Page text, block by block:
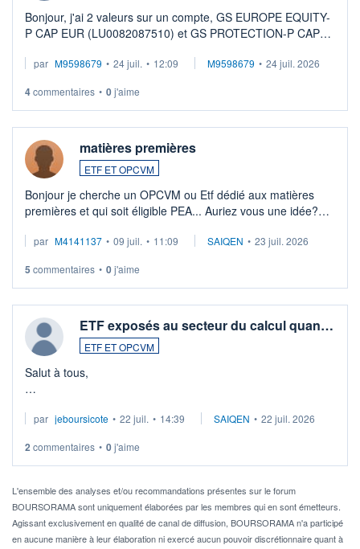
Bonjour, j'ai 2 valeurs sur un compte, GS EUROPE EQUITY-
P CAP EUR (LU0082087510) et GS PROTECTION-P CAP
veux procéder à la vente, on me signale ...
par M9598679 • 24 juil. • 12:09 M9598679 • 24 juil. 2026
4commentaires • 0j'aime
matières premières
ETF ET OPCVM
Bonjour je cherche un OPCVM ou Etf dédié aux matières
premières et qui soit éligible PEA... Auriez vous une idée?
par M4141137 • 09 juil. • 11:09 SAIQEN • 23 juil. 2026
5 commentaires • 0j'aime
ETF exposés au secteur du calcul quan…
ETF ET OPCVM
Salut à tous,
via un ETF plutôt que des actions individuelles.
Idéalement, je voudrais qu'il soit éligible au PEA.
Pour l' ...
par jeboursicote • 22 juil. • 14:39 SAIQEN • 22 juil. 2026
2 commentaires • 0j'aime
L'ensemble des analyses et/ou recommandations présentes sur le forum
BOURSORAMA sont uniquement élaborées par les membres qui en sont émetteurs.
Agissant exclusivement en qualité de canal de diffusion, BOURSORAMA n'a participé
en aucune manière à leur élaboration ni exercé aucun pouvoir discrétionnaire quant à